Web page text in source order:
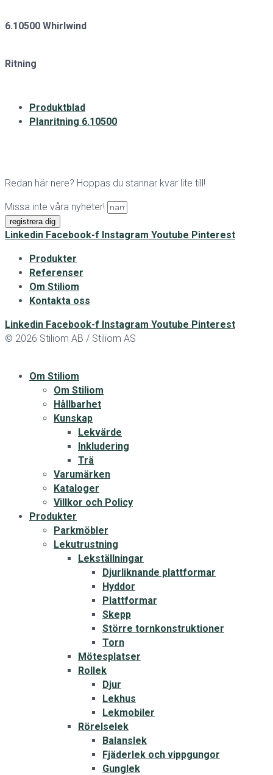
6.10500 Whirlwind
Ritning
Produktblad
Planritning 6.10500
Redan här nere? Hoppas du stannar kvar lite till!
Missa inte våra nyheter!
registrera dig
Linkedin Facebook-f Instagram Youtube Pinterest
Produkter
Referenser
Om Stiliom
Kontakta oss
Linkedin Facebook-f Instagram Youtube Pinterest
© 2026 Stiliom AB / Stiliom AS
Om Stiliom
Om Stiliom
Hållbarhet
Kunskap
Lekvärde
Inkludering
Trä
Varumärken
Kataloger
Villkor och Policy
Produkter
Parkmöbler
Lekutrustning
Lekställningar
Djurliknande plattformar
Hyddor
Plattformar
Skepp
Större tornkonstruktioner
Torn
Mötesplatser
Rollek
Djur
Lekhus
Lekmobiler
Rörelselek
Balanslek
Fjäderlek och vippgungor
Gunglek